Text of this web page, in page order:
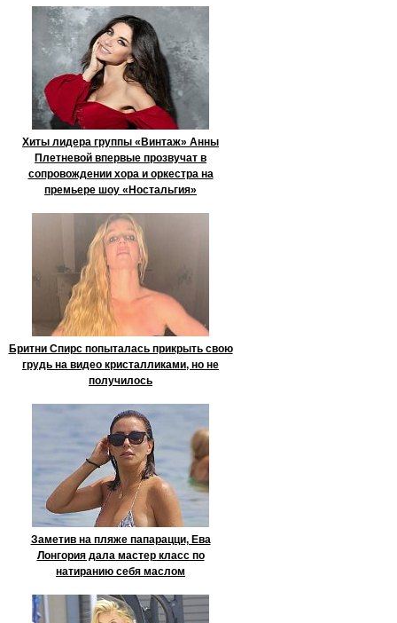
Хиты лидера группы «Винтаж» Анны
Плетневой впервые прозвучат в
сопровождении хора и оркестра на
премьере шоу «Ностальгия»
Бритни Спирс попыталась прикрыть свою
грудь на видео кристалликами, но не
получилось
Заметив на пляже папарацци, Ева
Лонгория дала мастер класс по
натиранию себя маслом